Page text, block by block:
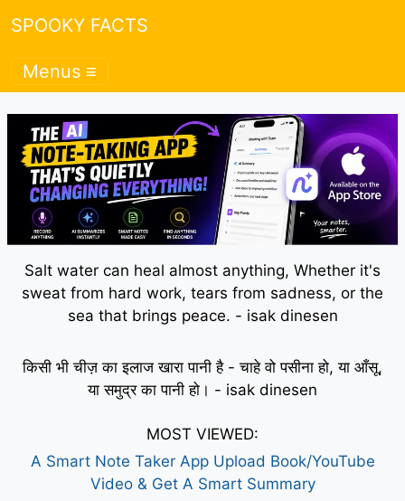
SPOOKY FACTS
Menus ≡
Salt water can heal almost anything, Whether it's
sweat from hard work, tears from sadness, or the
sea that brings peace. - isak dinesen
किसी भी चीज़ का इलाज खारा पानी है - चाहे वो पसीना हो, या आँसू,
या समुद्र का पानी हो। - isak dinesen
MOST VIEWED:
A Smart Note Taker App Upload Book/YouTube
Video & Get A Smart Summary